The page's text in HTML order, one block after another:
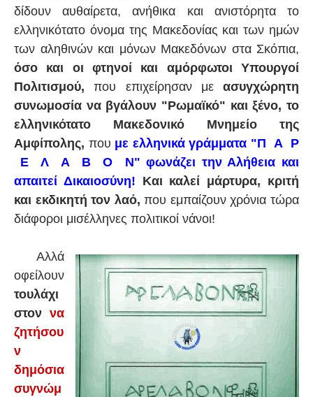
δίδουν αυθαίρετα, ανήθικα και ανιστόρητα το
ελληνικότατο όνομα της Μακεδονίας και των ημών
των αληθινών και μόνων Μακεδόνων στα Σκόπια,
όσο και οι φτηνοί και αμόρφωτοι Υπουργοί
Πολιτισμού, που επιχείρησαν με ασυγχώρητη
συνωμοσία να βγάλουν "Ρωμαϊκό" και ξένο, το
ελληνικότατο Μακεδονικό Μνημείο της
Αμφίπολης, που με ελληνικά γράμματα "Π Α Ρ
Ε Λ Α Β Ο Ν" φωνάζει την Αλήθεια και
απαιτεί Δικαιοσύνη! Και καλεί μάρτυρα, κριτή
και εκδικητή τον λαό,που εμπαίζουν χρόνια τώρα
διάφοροι μισέλληνες πολιτικοί νάνοι!
Αλλά
οφείλουν
τουλάχι
στον να
ζητήσου
ν
δημόσια
συγνώμ